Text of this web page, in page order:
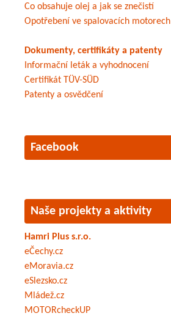
Co obsahuje olej a jak se znečistí
Opotřebení ve spalovacích motorech
Dokumenty, certifikáty a patenty
Informační leták a vyhodnocení
Certifikát TÜV-SÜD
Patenty a osvědčení
Facebook
Naše projekty a aktivity
Hamri Plus s.r.o.
eČechy.cz
eMoravia.cz
eSlezsko.cz
Mládež.cz
MOTORcheckUP